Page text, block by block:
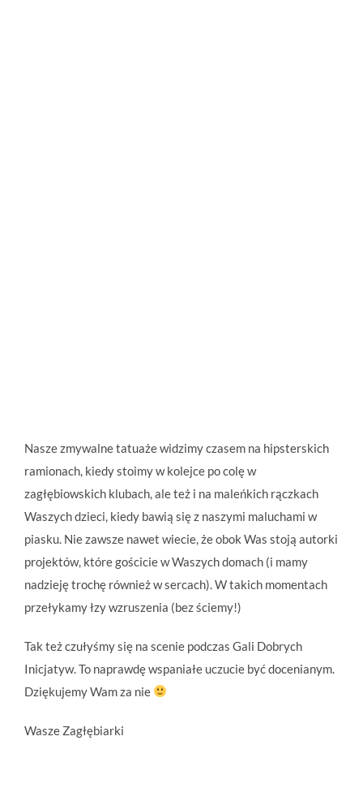
Nasze zmywalne tatuaże widzimy czasem na hipsterskich
ramionach, kiedy stoimy w kolejce po colę w
zagłębiowskich klubach, ale też i na maleńkich rączkach
Waszych dzieci, kiedy bawią się z naszymi maluchami w
piasku. Nie zawsze nawet wiecie, że obok Was stoją autorki
projektów, które gościcie w Waszych domach (i mamy
nadzieję trochę również w sercach). W takich momentach
przełykamy łzy wzruszenia (bez ściemy!)
Tak też czułyśmy się na scenie podczas Gali Dobrych
Inicjatyw. To naprawdę wspaniałe uczucie być docenianym.
Dziękujemy Wam za nie
Wasze Zagłębiarki